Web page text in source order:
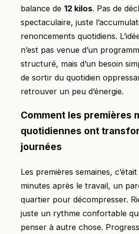
balance de 12 kilos. Pas de
spectaculaire, juste
renoncements quotidiens.
n’est pas venue d’un
structuré, mais d’un besoin
de sortir du quotidien
retrouver un peu d’énergie.
Comment les premières
quotidiennes ont
journées
Les premières semaines,
minutes après le travail, un
quartier pour décompresser.
juste un rythme confortable
penser à autre chose.